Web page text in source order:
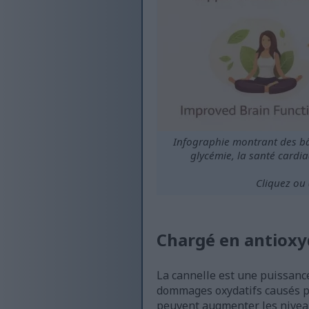
Infographie montrant des
glycémie, la santé
Cliquez
Chargé en
La cannelle est une
dommages oxydatifs
peuvent augmenter les